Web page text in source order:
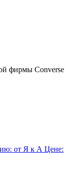
фирмы Converse
от Я к А Цене: